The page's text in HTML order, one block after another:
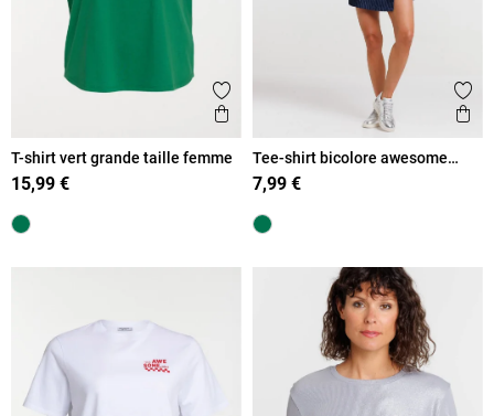
Ajouter aux favoris
Aperçu rapide
T-shirt vert grande taille femme
15,99 €
Tee-shirt bicolore awesome
today femme
7,99 €